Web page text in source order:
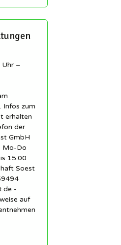
Uhr –
Infos zum
erhalten
der
GmbH
Mo-Do
15.00
Soest
-
auf